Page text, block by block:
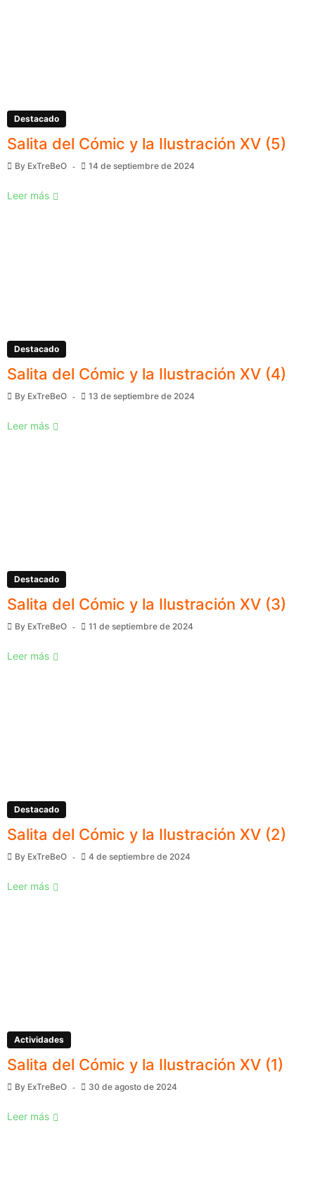
Destacado
Salita del Cómic y la Ilustración XV (5)
By ExTreBeO 14 de septiembre de 2024
Leer más
Destacado
Salita del Cómic y la Ilustración XV (4)
By ExTreBeO 13 de septiembre de 2024
Leer más
Destacado
Salita del Cómic y la Ilustración XV (3)
By ExTreBeO 11 de septiembre de 2024
Leer más
Destacado
Salita del Cómic y la Ilustración XV (2)
By ExTreBeO 4 de septiembre de 2024
Leer más
Actividades
Salita del Cómic y la Ilustración XV (1)
By ExTreBeO 30 de agosto de 2024
Leer más